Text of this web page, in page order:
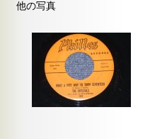
他の写真